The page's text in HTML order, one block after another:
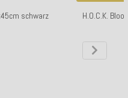
schwarz H.O.C.K.